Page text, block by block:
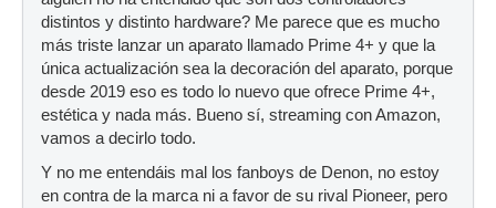
distintos y distinto hardware? Me parece que es mucho
más triste lanzar un aparato llamado Prime 4+ y que la
única actualización sea la decoración del aparato, porque
desde 2019 eso es todo lo nuevo que ofrece Prime 4+,
estética y nada más. Bueno sí, streaming con Amazon,
vamos a decirlo todo.
Y no me entendáis mal los fanboys de Denon, no estoy
en contra de la marca ni a favor de su rival Pioneer, pero